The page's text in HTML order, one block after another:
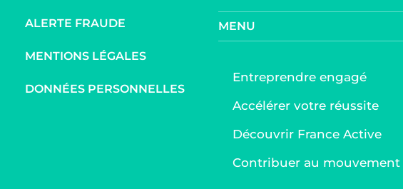
ALERTE FRAUDE
MENTIONS LÉGALES
DONNÉES PERSONNELLES
MENU
Entreprendre engagé
Accélérer votre réussite
Découvrir France Active
Contribuer au mouvement